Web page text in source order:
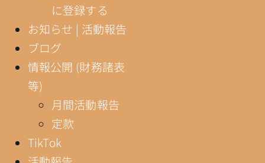
に登録する
お知らせ | 活動報告
ブログ
情報公開 (財務諸表
等)
月間活動報告
定款
TikTok